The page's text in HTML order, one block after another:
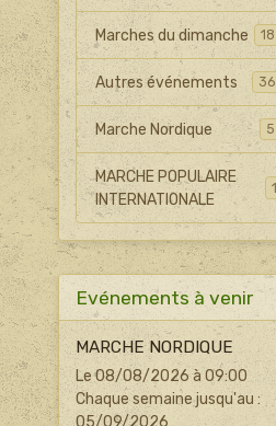
Marches du dimanche 18
Autres événements 36
Marche Nordique 5
MARCHE POPULAIRE
INTERNATIONALE
Evénements à venir
MARCHE NORDIQUE
Le 08/08/2026 à 09:00
Chaque semaine jusqu'au :
05/09/2026